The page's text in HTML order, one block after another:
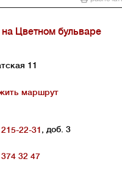
Цветном бульваре
11
маршрут
22-31 , доб. 3
32 47